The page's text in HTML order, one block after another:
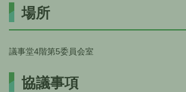
場所
議事堂4階第5委員会室
協議事項